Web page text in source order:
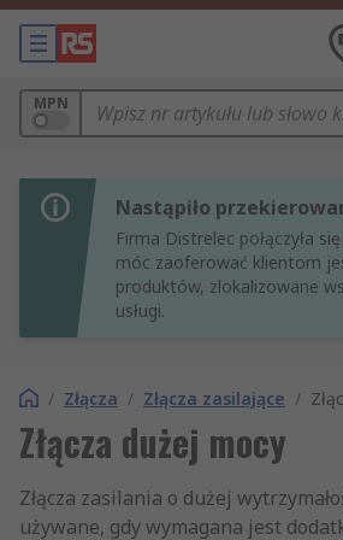
MPN
Nastąpiło
Firma Distrelec połączyła
móc zaoferować klientom
produktów, zlokalizowane
usługi.
/ Złącza / Złącza zasilające /
Złącza dużej mocy
Złącza zasilania o dużej
używane, gdy wymagana jest